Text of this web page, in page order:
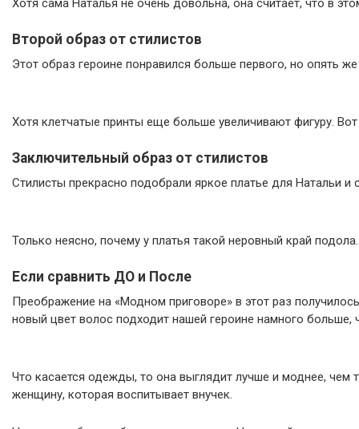
Хотя сама Наталья не очень довольна, она считает, что в
Второй образ от стилистов
Этот образ героине понравился больше первого, но опять
Хотя клетчатые принты еще больше увеличивают фигуру.
Заключительный образ от стилистов
Стилисты прекрасно подобрали яркое платье для Натальи
Только неясно, почему у платья такой неровный край подола.
Если сравнить ДО и После
Преображение на «Модном приговоре» в этот раз
новый цвет волос подходит нашей героине намного больше,
Что касается одежды, то она выглядит лучше и моднее,
женщину, которая воспитывает внучек.